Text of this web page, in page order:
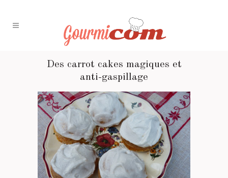
Des carrot cakes magiques et
anti-gaspillage